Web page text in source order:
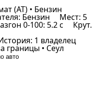
(AT) • Бензин
Бензин Мест: 5
0-100: 5.2 с Крут.
1 владелец
границы • Сеул
авто